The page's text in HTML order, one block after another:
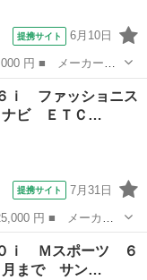
提携サイト 6月10日
ード名： １１６
ルナビ バックカメ
ｉ ファッショニス
ビ ＥＴＣ…
提携サイト 7月31日
ード名： １１６
ＥＴＣ Ｂカメ
０ｉ Ｍスポーツ ６
月まで サン…